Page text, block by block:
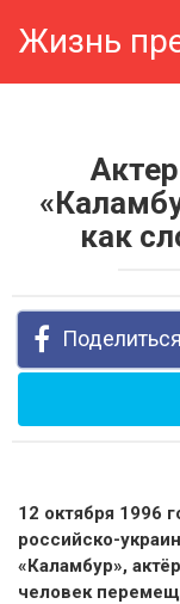
Жизнь
как
12 октября 1996
российско-
«Каламбур»,
человек